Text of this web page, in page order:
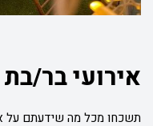
אירועי בר/
תשכחו מכל מה שידעתם על